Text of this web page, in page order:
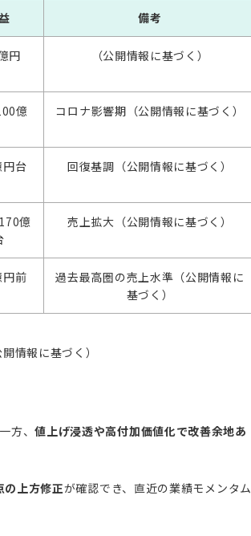
備考
円 （公開情報に基づく）
億
コロナ影響期（公開情報に基づく）
台 回復基調（公開情報に基づく）
億
売上拡大（公開情報に基づく）
前
過去最高圏の売上水準（公開情報に
基づく）
開情報に基づく）
方、値上げ浸透や高付加価値化で改善余地あ
上方修正が確認でき、直近の業績モメンタム